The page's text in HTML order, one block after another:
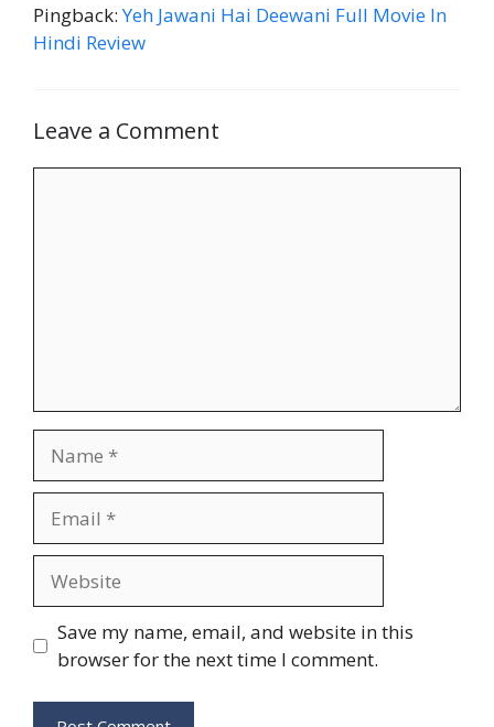
Pingback:Yeh Jawani Hai Deewani Full Movie In
Hindi Review
Leave a Comment
Save my name, email, and website in this
browser for the next time I comment.